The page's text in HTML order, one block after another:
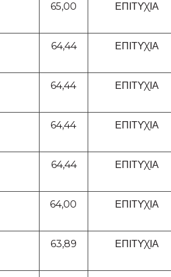
65,00 ΕΠΙΤΥΧΙΑ
64,44 ΕΠΙΤΥΧΙΑ
64,44 ΕΠΙΤΥΧΙΑ
64,44 ΕΠΙΤΥΧΙΑ
64,44 ΕΠΙΤΥΧΙΑ
64,00 ΕΠΙΤΥΧΙΑ
63,89 ΕΠΙΤΥΧΙΑ